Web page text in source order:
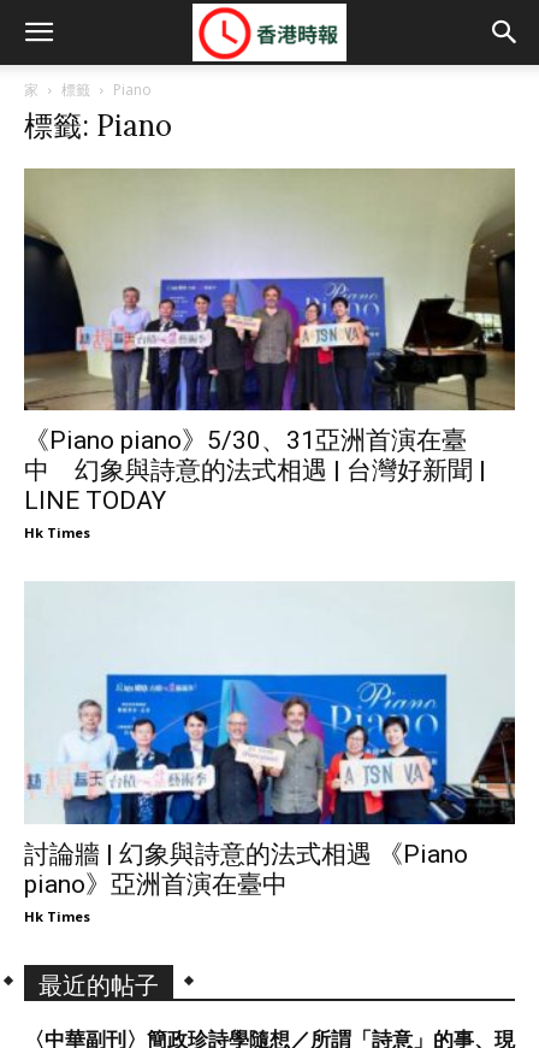
家 標籤 Piano
標籤: Piano
《Piano piano》5/30、31亞洲首演在臺
中 幻象與詩意的法式相遇 | 台灣好新聞 |
LINE TODAY
Hk Times
討論牆 | 幻象與詩意的法式相遇 《Piano
piano》亞洲首演在臺中
Hk Times
最近的帖子
〈中華副刊〉簡政珍詩學隨想／所謂「詩意」的事、現